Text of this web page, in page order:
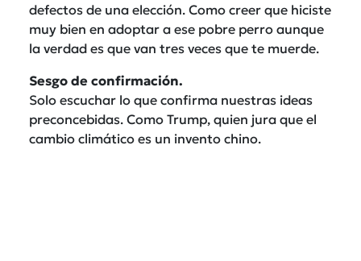
defectos de una elección. Como creer que hiciste
muy bien en adoptar a ese pobre perro aunque
la verdad es que van tres veces que te muerde.
Sesgo de confirmación.
Solo escuchar lo que confirma nuestras ideas
preconcebidas. Como Trump, quien jura que el
cambio climático es un invento chino.